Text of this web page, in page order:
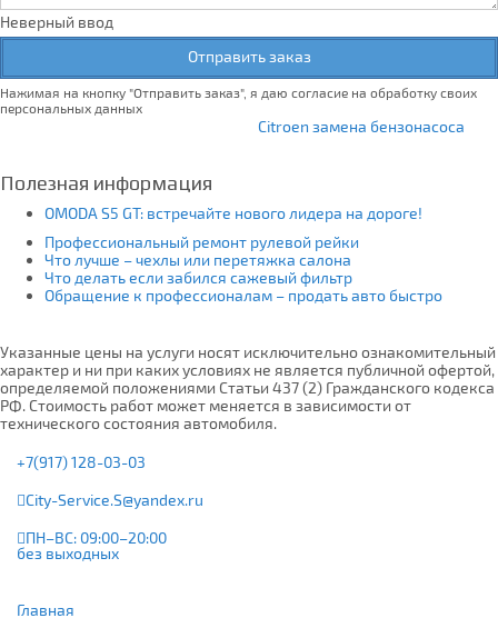
Неверный ввод
Отправить заказ
Нажимая на кнопку "Отправить заказ", я даю согласие на обработку своих
персональных данных
Citroen замена бензонасоса
Полезная информация
OMODA S5 GT: встречайте нового лидера на дороге!
Профессиональный ремонт рулевой рейки
Что лучше – чехлы или перетяжка салона
Что делать если забился сажевый фильтр
Обращение к профессионалам – продать авто быстро
Указанные цены на услуги носят исключительно ознакомительный
характер и ни при каких условиях не является публичной офертой,
определяемой положениями Статьи 437 (2) Гражданского кодекса
РФ. Стоимость работ может меняется в зависимости от
технического состояния автомобиля.
+7(917) 128-03-03
City-Service.S@yandex.ru
ПН–ВС: 09:00–20:00
без выходных
Главная